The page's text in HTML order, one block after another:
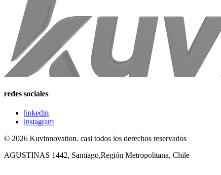
redes sociales
linkedin
instagram
© 2026 Kuvinnovation. casi todos los derechos reservados
AGUSTINAS 1442, Santiago,Región Metropolitana, Chile